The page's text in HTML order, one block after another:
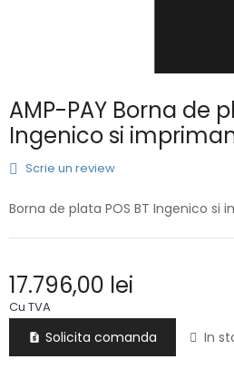
AMP-PAY Borna de
Ingenico si
Scrie un review
Borna de plata POS BT Ingenico si
17.796,00 lei
Cu TVA
 Solicita comanda In